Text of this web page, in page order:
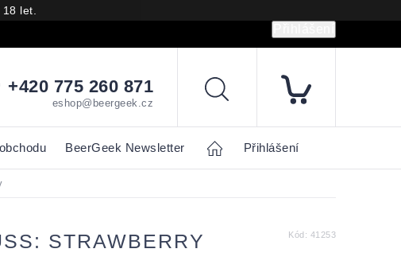
let.
+420 775 260 871
eshop@beergeek.cz
Hledat
BeerGeek Newsletter Home Přihlášení
STRAWBERRY
Kód: 41253